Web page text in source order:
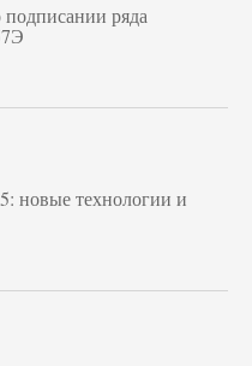
ряда
новые технологии и